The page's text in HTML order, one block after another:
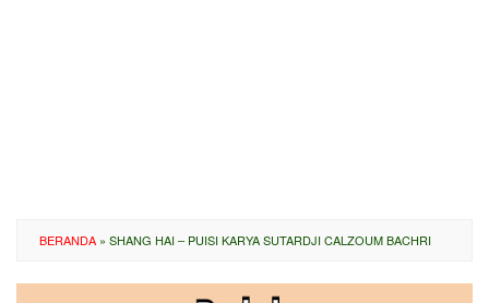
BERANDA » SHANG HAI – PUISI KARYA SUTARDJI CALZOUM BACHRI